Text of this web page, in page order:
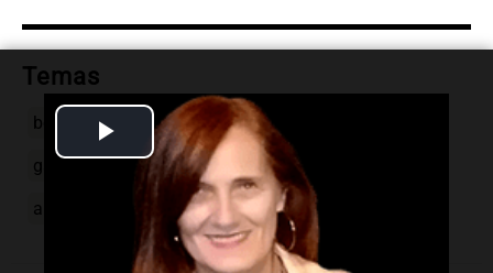
Play
Video
Temas
bolsas europeas mercados financieros
ganancias bolsa Londres París Fráncfort
apertura en verde